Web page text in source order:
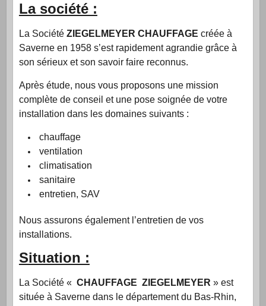
La société :
La Société ZIEGELMEYER CHAUFFAGE créée à
Saverne en 1958 s’est rapidement agrandie grâce à
son sérieux et son savoir faire reconnus.
Après étude, nous vous proposons une mission
complète de conseil et une pose soignée de votre
installation dans les domaines suivants :
chauffage
ventilation
climatisation
sanitaire
entretien, SAV
Nous assurons également l’entretien de vos
installations.
Situation :
La Société « CHAUFFAGE ZIEGELMEYER » est
située à Saverne dans le département du Bas-Rhin,